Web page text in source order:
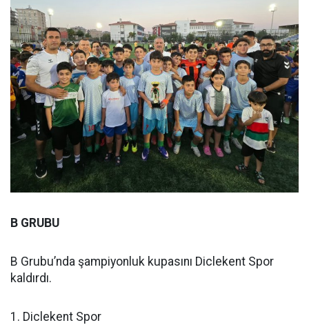
B GRUBU
B Grubu’nda şampiyonluk kupasını Diclekent Spor
kaldırdı.
1. Diclekent Spor